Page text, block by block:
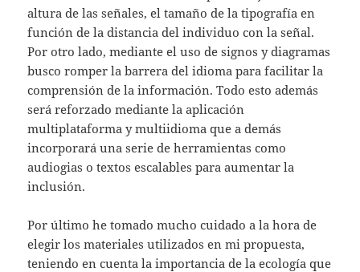
altura de las señales, el tamaño de la tipografía en
función de la distancia del individuo con la señal.
Por otro lado, mediante el uso de signos y diagramas
busco romper la barrera del idioma para facilitar la
comprensión de la información. Todo esto además
será reforzado mediante la aplicación
multiplataforma y multiidioma que a demás
incorporará una serie de herramientas como
audiogias o textos escalables para aumentar la
inclusión.
Por último he tomado mucho cuidado a la hora de
elegir los materiales utilizados en mi propuesta,
teniendo en cuenta la importancia de la ecología que